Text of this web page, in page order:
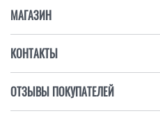
МАГАЗИН
КОНТАКТЫ
ОТЗЫВЫ ПОКУПАТЕЛЕЙ